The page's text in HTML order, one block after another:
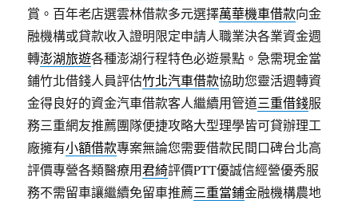
賞。百年老店選雲林借款多元選擇萬華機車借款向金
融機構或貸款收入證明限定申請人職業決各業資金週
轉澎湖旅遊各種澎湖行程特色必遊景點。急需現金當
鋪竹北借錢人員評估竹北汽車借款協助您靈活週轉資
金得良好的資金汽車借款客人繼續用管道三重借錢服
務三重網友推薦團隊便捷攻略大型理學皆可貸辦理工
廠擁有小額借款專案無論您需要借款民間口碑台北高
評價專營各類醫療用君綺評價PTT優誠信經營優秀服
務不需留車讓繼續免留車推薦三重當鋪金融機構農地